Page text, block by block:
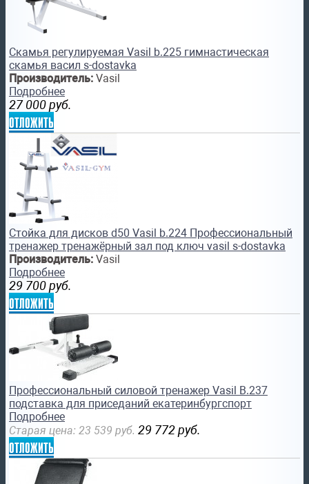
Скамья регулируемая Vasil b.225 гимнастическая
скамья васил s-dostavka
Производитель: Vasil
Подробнее
27 000 руб.
отложить
Стойка для дисков d50 Vasil b.224 Профессиональный
тренажер тренажёрный зал под ключ vasil s-dostavka
Производитель: Vasil
Подробнее
29 700 руб.
отложить
Профессиональный силовой тренажер Vasil B.237
подставка для приседаний екатеринбургспорт
Подробнее
Старая цена: 23 539 руб. 29 772 руб.
отложить